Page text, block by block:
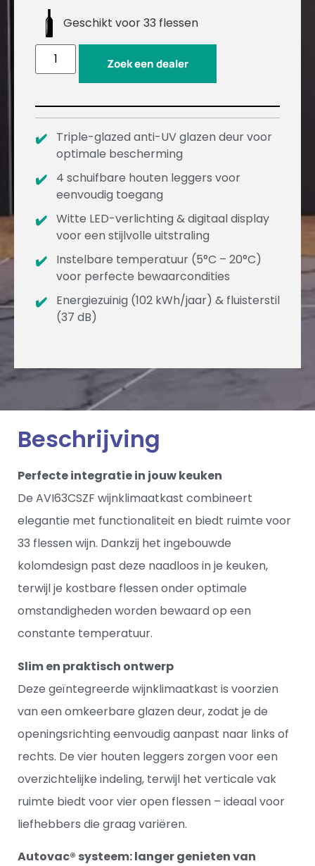
Geschikt voor 33 flessen
Zoek een dealer
Triple-glazed anti-UV glazen deur voor
optimale bescherming
4 schuifbare houten leggers voor
eenvoudig toegang
Witte LED-verlichting & digitaal display
voor een stijlvolle uitstraling
Instelbare temperatuur (5°C – 20°C)
voor perfecte bewaarcondities
Energiezuinig (102 kWh/jaar) & fluisterstil
(37 dB)
Beschrijving
Perfecte integratie in jouw keuken
De AVI63CSZF wijnklimaatkast combineert
elegantie met functionaliteit en biedt ruimte voor
33 flessen wijn. Dankzij het ingebouwde
kolomdesign past deze naadloos in je keuken,
terwijl je kostbare flessen onder optimale
omstandigheden worden bewaard op een
constante temperatuur.
Slim en praktisch ontwerp
Deze geïntegreerde wijnklimaatkast is voorzien
van een omkeerbare glazen deur, zodat je de
openingsrichting eenvoudig aanpast naar links of
rechts. De vier houten leggers zorgen voor een
overzichtelijke indeling, terwijl het verticale vak
ruimte biedt voor vier open flessen – ideaal voor
liefhebbers die graag variëren.
Autovac® systeem: langer genieten van